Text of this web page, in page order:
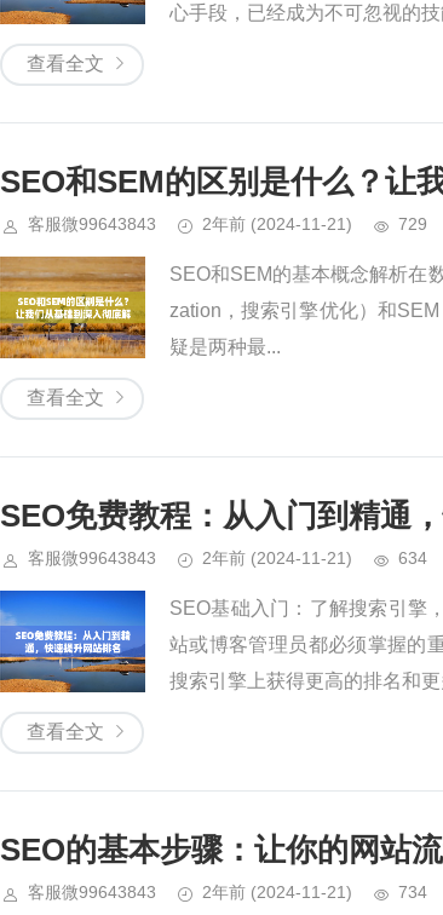
心手段，已经成为不可忽视的
查看全文
SEO和SEM的区别是什么？让
客服微99643843 2年前 (2024-11-21) 729
SEO和SEM的基本概念解析在
zation，搜索引擎优化）和
疑是两种最...
查看全文
SEO免费教程：从入门到精通
客服微99643843 2年前 (2024-11-21) 634
SEO基础入门：了解搜索引擎
站或博客管理员都必须掌握的
搜索引擎上获得更高的排名和
查看全文
SEO的基本步骤：让你的网站
客服微99643843 2年前 (2024-11-21) 734